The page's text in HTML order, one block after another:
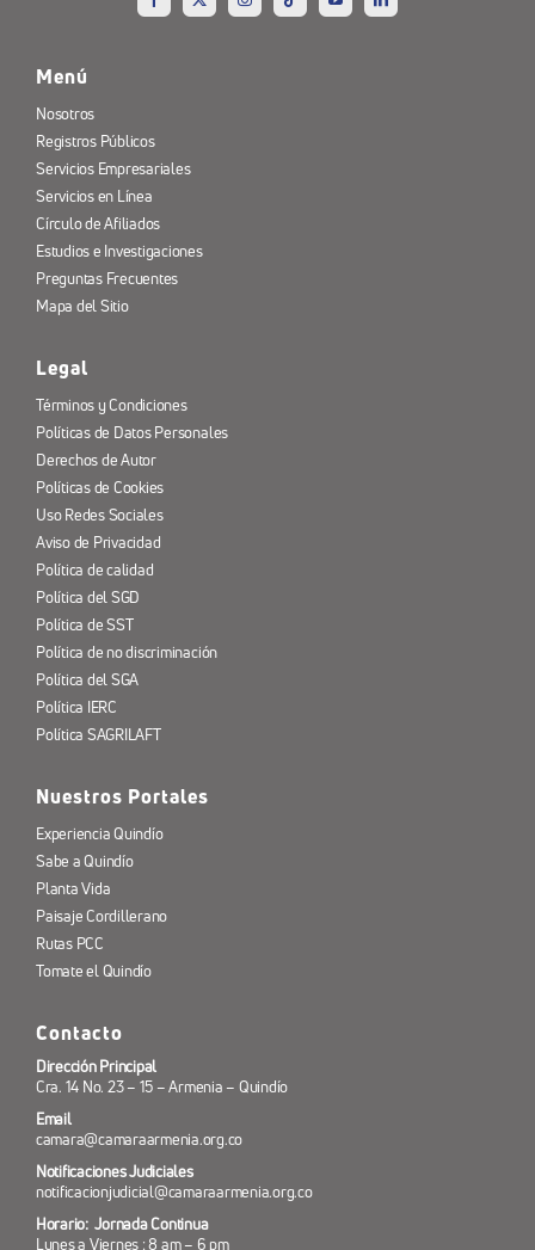
Menú
Nosotros
Registros Públicos
Servicios Empresariales
Servicios en Línea
Círculo de Afiliados
Estudios e Investigaciones
Preguntas Frecuentes
Mapa del Sitio
Legal
Términos y Condiciones
Políticas de Datos Personales
Derechos de Autor
Políticas de Cookies
Uso Redes Sociales
Aviso de Privacidad
Política de calidad
Política del SGD
Política de SST
Política de no discriminación
Política del SGA
Política IERC
Política SAGRILAFT
Nuestros Portales
Experiencia Quindío
Sabe a Quindío
Planta Vida
Paisaje Cordillerano
Rutas PCC
Tomate el Quindío
Contacto
Dirección Principal
Cra. 14 No. 23 – 15 – Armenia – Quindío
Email
camara@camaraarmenia.org.co
Notificaciones Judiciales
notificacionjudicial@camaraarmenia.org.co
Horario: Jornada Continua
Lunes a Viernes : 8 am – 6 pm